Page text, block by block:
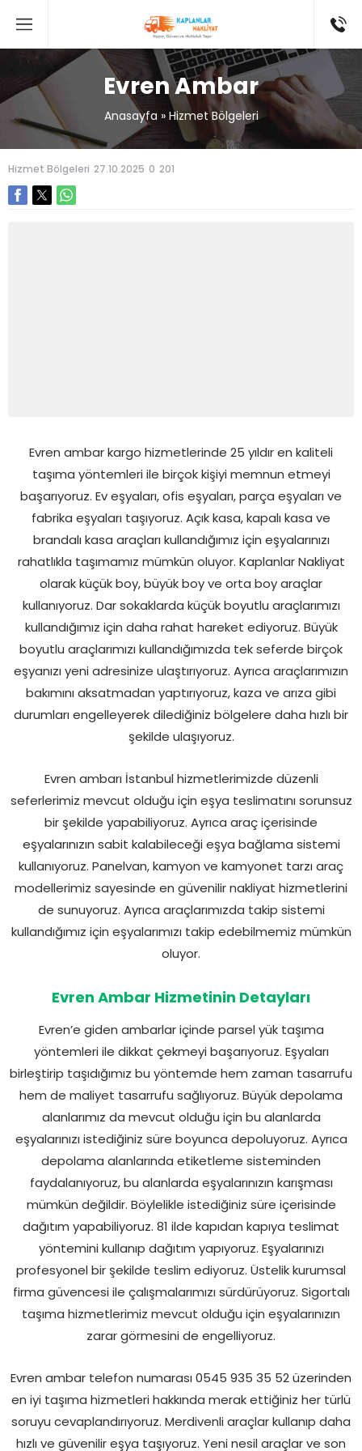
Evren Ambar
Anasayfa » Hizmet Bölgeleri
Hizmet Bölgeleri 27.10.2025 0 201
Evren ambar kargo hizmetlerinde 25 yıldır en kaliteli
taşıma yöntemleri ile birçok kişiyi memnun etmeyi
başarıyoruz. Ev eşyaları, ofis eşyaları, parça eşyaları ve
fabrika eşyaları taşıyoruz. Açık kasa, kapalı kasa ve
brandalı kasa araçları kullandığımız için eşyalarınızı
rahatlıkla taşımamız mümkün oluyor. Kaplanlar Nakliyat
olarak küçük boy, büyük boy ve orta boy araçlar
kullanıyoruz. Dar sokaklarda küçük boyutlu araçlarımızı
kullandığımız için daha rahat hareket ediyoruz. Büyük
boyutlu araçlarımızı kullandığımızda tek seferde birçok
eşyanızı yeni adresinize ulaştırıyoruz. Ayrıca araçlarımızın
bakımını aksatmadan yaptırıyoruz, kaza ve arıza gibi
durumları engelleyerek dilediğiniz bölgelere daha hızlı bir
şekilde ulaşıyoruz.
Evren ambarı İstanbul hizmetlerimizde düzenli
seferlerimiz mevcut olduğu için eşya teslimatını sorunsuz
bir şekilde yapabiliyoruz. Ayrıca araç içerisinde
eşyalarınızın sabit kalabileceği eşya bağlama sistemi
kullanıyoruz. Panelvan, kamyon ve kamyonet tarzı araç
modellerimiz sayesinde en güvenilir nakliyat hizmetlerini
de sunuyoruz. Ayrıca araçlarımızda takip sistemi
kullandığımız için eşyalarımızı takip edebilmemiz mümkün
oluyor.
Evren Ambar Hizmetinin Detayları
Evren’e giden ambarlar içinde parsel yük taşıma
yöntemleri ile dikkat çekmeyi başarıyoruz. Eşyaları
birleştirip taşıdığımız bu yöntemde hem zaman tasarrufu
hem de maliyet tasarrufu sağlıyoruz. Büyük depolama
alanlarımız da mevcut olduğu için bu alanlarda
eşyalarınızı istediğiniz süre boyunca depoluyoruz. Ayrıca
depolama alanlarında etiketleme sisteminden
faydalanıyoruz, bu alanlarda eşyalarınızın karışması
mümkün değildir. Böylelikle istediğiniz süre içerisinde
dağıtım yapabiliyoruz. 81 ilde kapıdan kapıya teslimat
yöntemini kullanıp dağıtım yapıyoruz. Eşyalarınızı
profesyonel bir şekilde teslim ediyoruz. Üstelik kurumsal
firma güvencesi ile çalışmalarımızı sürdürüyoruz. Sigortalı
taşıma hizmetlerimiz mevcut olduğu için eşyalarınızın
zarar görmesini de engelliyoruz.
Evren ambar telefon numarası 0545 935 35 52 üzerinden
en iyi taşıma hizmetleri hakkında merak ettiğiniz her türlü
soruyu cevaplandırıyoruz. Merdivenli araçlar kullanıp daha
hızlı ve güvenilir eşya taşıyoruz. Yeni nesil araçlar ve son